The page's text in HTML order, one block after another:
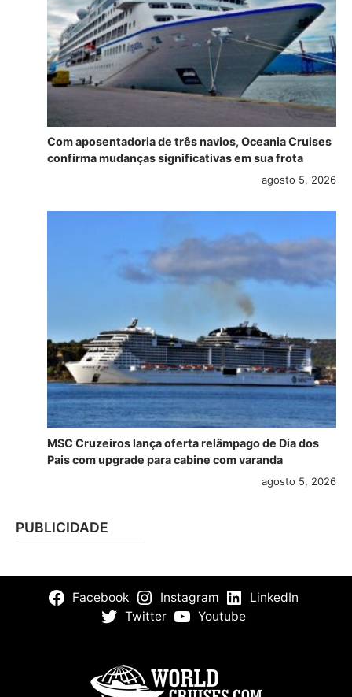
Com aposentadoria de três navios, Oceania Cruises
confirma mudanças significativas em sua frota
agosto 5, 2026
MSC Cruzeiros lança oferta relâmpago de Dia dos
Pais com upgrade para cabine com varanda
agosto 5, 2026
PUBLICIDADE
Facebook Instagram
LinkedIn
Twitter
Youtube